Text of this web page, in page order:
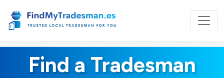
Find a Tradesman